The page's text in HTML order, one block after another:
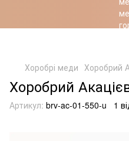
Хоробрі меди Хоробрий
Хоробрий
Артикул: brv-ac-01-550-u 1